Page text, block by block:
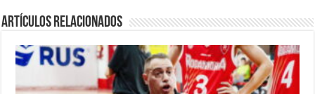
Artículos Relacionados